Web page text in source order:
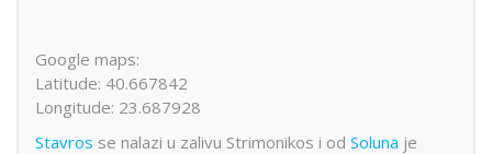
Google maps:
Latitude: 40.667842
Longitude: 23.687928
Stavros se nalazi u zalivu Strimonikos i od Soluna je